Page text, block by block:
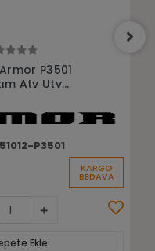
sw679 Ön
Yol Atv Utv
SW679
KARGO
BEDAVA
Ekle